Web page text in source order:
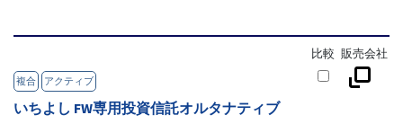
複合 アクティブ
比較 販売会社
いちよし FW専用投資信託オルタナティブ